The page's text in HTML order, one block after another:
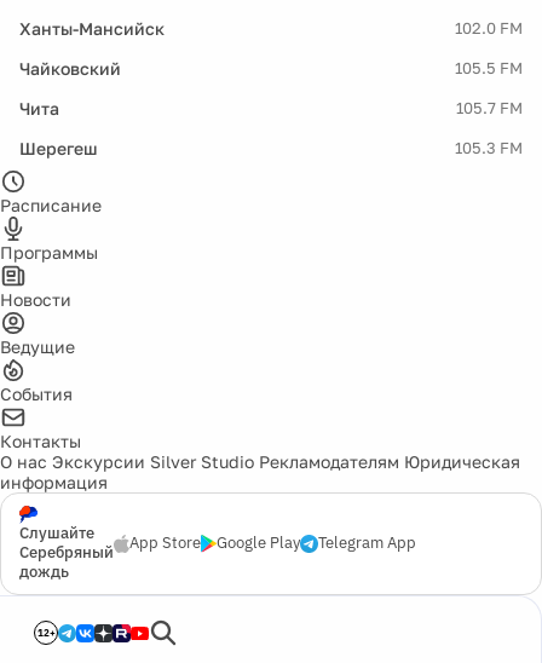
Ханты-Мансийск 102.0 FM
Чайковский 105.5 FM
Чита 105.7 FM
Шерегеш 105.3 FM
Расписание
Программы
Новости
Ведущие
События
Контакты
О нас Экскурсии Silver Studio Рекламодателям Юридическая
информация
Слушайте
Серебряный
дождь
App Store Google Play Telegram App
12+